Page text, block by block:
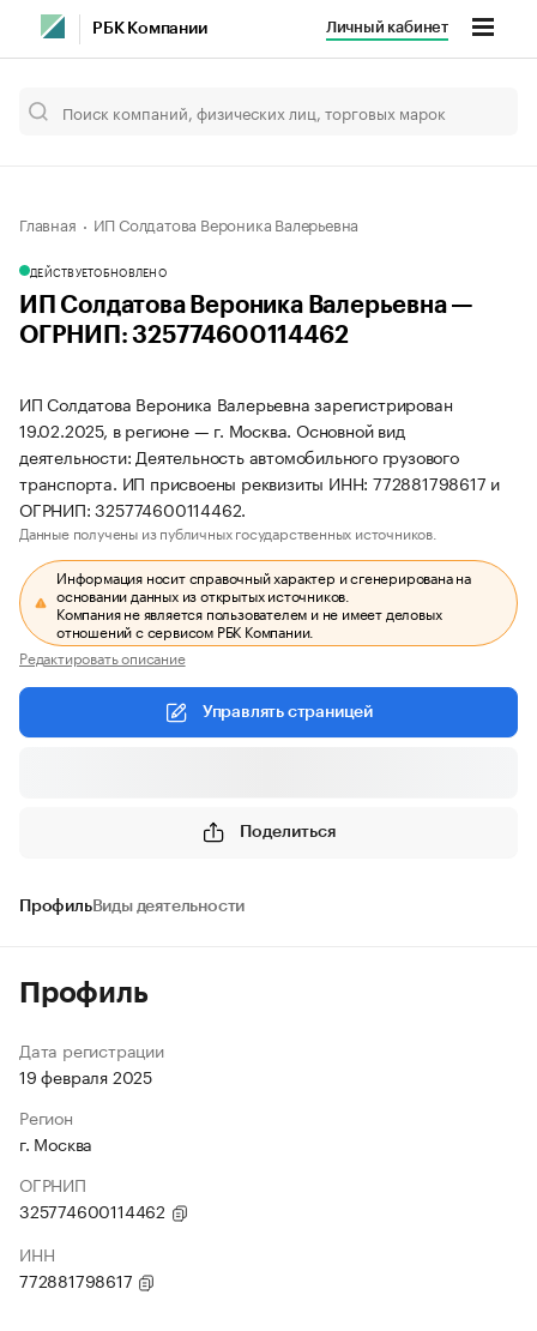
РБК Компании Личный кабинет
Главная ИП Солдатова Вероника Валерьевна
ДЕЙСТВУЕТОБНОВЛЕНО
ИП Солдатова Вероника Валерьевна —
ОГРНИП: 325774600114462
ИП Солдатова Вероника Валерьевна зарегистрирован
19.02.2025, в регионе — г. Москва. Основной вид
деятельности: Деятельность автомобильного грузового
транспорта. ИП присвоены реквизиты ИНН: 772881798617 и
ОГРНИП: 325774600114462.
Данные получены из публичных государственных источников.
Информация носит справочный характер и сгенерирована на
основании данных из открытых источников.
Компания не является пользователем и не имеет деловых
отношений с сервисом РБК Компании.
Редактировать описание
Управлять страницей
Поделиться
ПрофильВиды деятельности
Профиль
Дата регистрации
19 февраля 2025
Регион
г. Москва
ОГРНИП
325774600114462
ИНН
772881798617